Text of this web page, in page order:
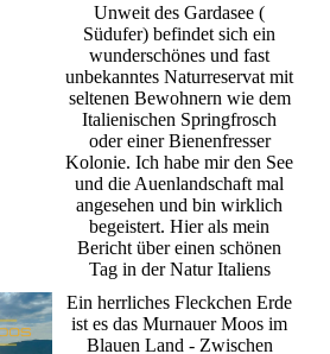
Unweit des Gardasee (
Südufer) befindet sich ein
wunderschönes und fast
unbekanntes Naturreservat mit
seltenen Bewohnern wie dem
Italienischen Springfrosch
oder einer Bienenfresser
Kolonie. Ich habe mir den See
und die Auenlandschaft mal
angesehen und bin wirklich
begeistert. Hier als mein
Bericht über einen schönen
Tag in der Natur Italiens
Ein herrliches Fleckchen Erde
ist es das Murnauer Moos im
Blauen Land - Zwischen